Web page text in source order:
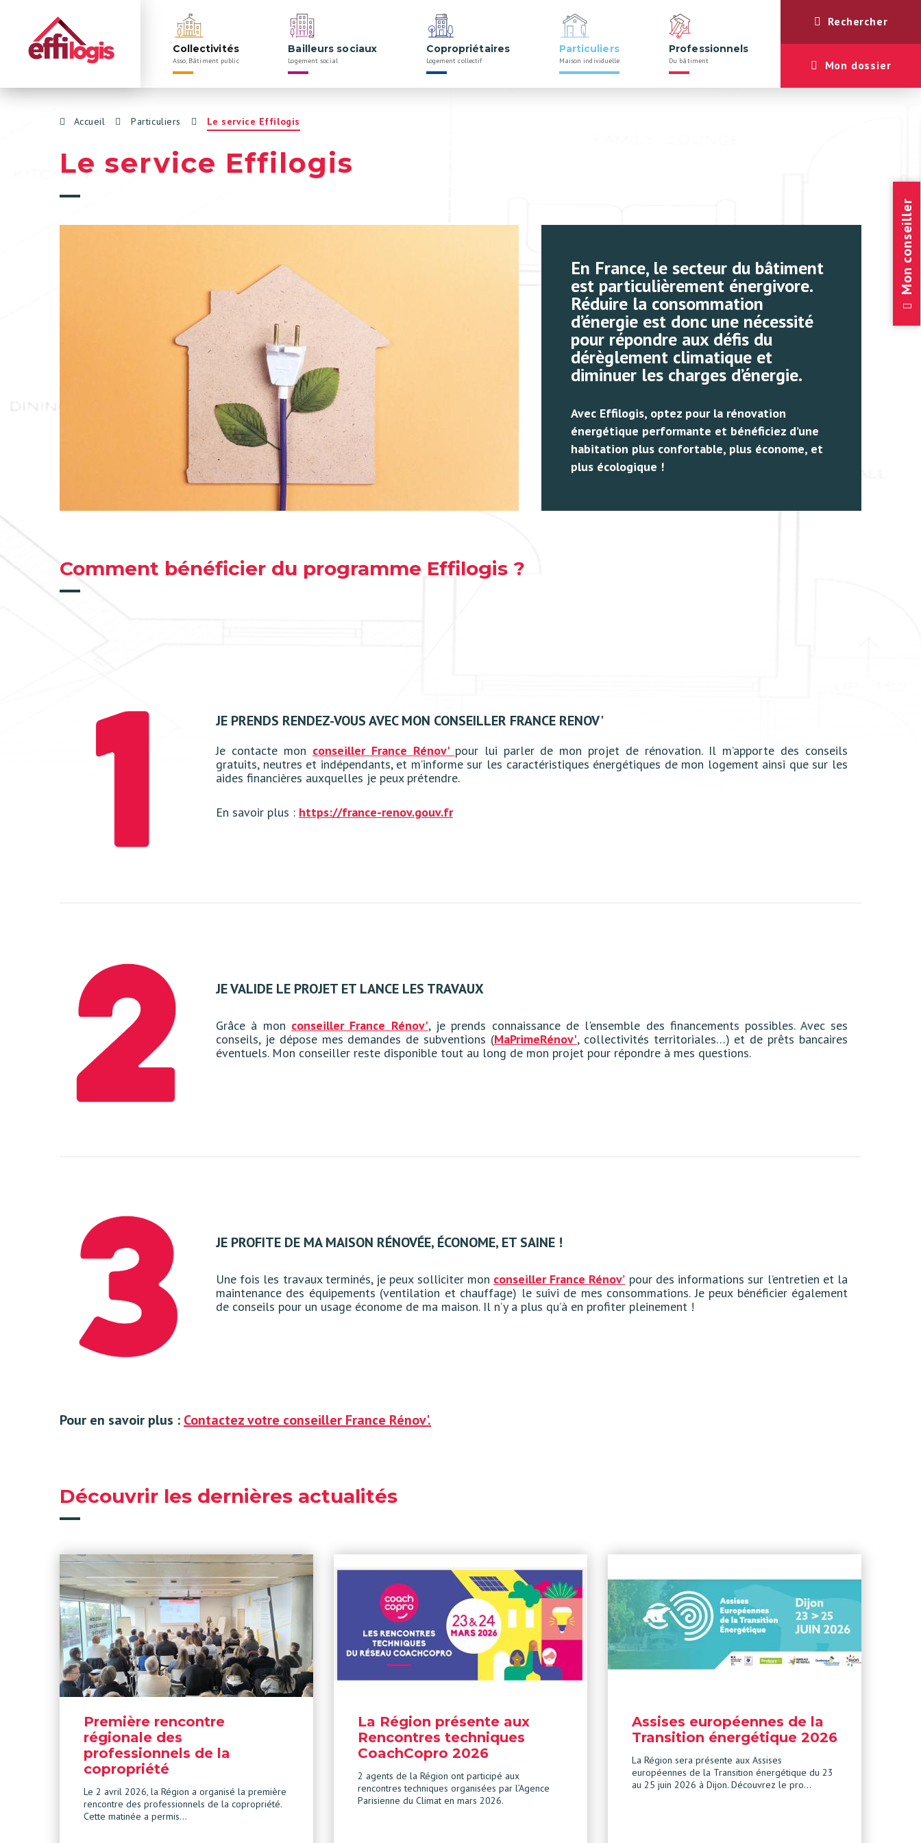
Panneau de gestion des cookies
Navigation
principale
Collectivités
Asso, Bâtiment public
Bailleurs sociaux
Logement social
Copropriétaires
Logement collectif
Particuliers
Maison individuelle
Professionnels
Du bâtiment
Rechercher
Mon dossier
Mon conseiller
Accueil Particuliers Le service Effilogis
Le service Effilogis
En France, le secteur du bâtiment
est particulièrement énergivore.
Réduire la consommation
d’énergie est donc une nécessité
pour répondre aux défis du
dérèglement climatique et
diminuer les charges d’énergie.
Avec Effilogis, optez pour la rénovation
énergétique performante et bénéficiez d’une
habitation plus confortable, plus économe, et
plus écologique !
Comment bénéficier du programme Effilogis ?
JE PRENDS RENDEZ-VOUS AVEC MON CONSEILLER FRANCE RENOV'
Je contacte mon conseiller France Rénov' pour lui parler de mon projet de rénovation. Il m’apporte des conseils
gratuits, neutres et indépendants, et m’informe sur les caractéristiques énergétiques de mon logement ainsi que sur les
aides financières auxquelles je peux prétendre.
En savoir plus : https://france-renov.gouv.fr
JE VALIDE LE PROJET ET LANCE LES TRAVAUX
Grâce à mon conseiller France Rénov', je prends connaissance de l'ensemble des financements possibles. Avec ses
conseils, je dépose mes demandes de subventions (MaPrimeRénov', collectivités territoriales…) et de prêts bancaires
éventuels. Mon conseiller reste disponible tout au long de mon projet pour répondre à mes questions.
JE PROFITE DE MA MAISON RÉNOVÉE, ÉCONOME, ET SAINE !
Une fois les travaux terminés, je peux solliciter mon conseiller France Rénov’ pour des informations sur l’entretien et la
maintenance des équipements (ventilation et chauffage) le suivi de mes consommations. Je peux bénéficier également
de conseils pour un usage économe de ma maison. Il n’y a plus qu’à en profiter pleinement !
Pour en savoir plus : Contactez votre conseiller France Rénov'.
Découvrir les dernières actualités
Première rencontre
régionale des
professionnels de la
copropriété
Le 2 avril 2026, la Région a organisé la première
rencontre des professionnels de la copropriété.
Cette matinée a permis…
La Région présente aux
Rencontres techniques
CoachCopro 2026
2 agents de la Région ont participé aux
rencontres techniques organisées par l’Agence
Parisienne du Climat en mars 2026.
Assises européennes de la
Transition énergétique 2026
La Région sera présente aux Assises
européennes de la Transition énergétique du 23
au 25 juin 2026 à Dijon. Découvrez le pro…